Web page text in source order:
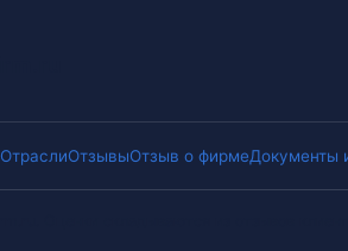
ОтраслиОтзывыОтзыв о фирмеДокументы